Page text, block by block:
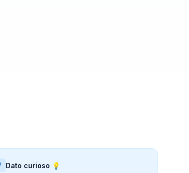
Dato curioso 💡